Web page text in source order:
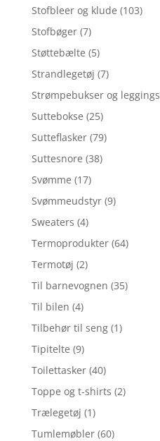
Stofbleer og klude (103)
Stofbøger (7)
Støttebælte (5)
Strandlegetøj (7)
Strømpebukser og leggings
Suttebokse (25)
Sutteflasker (79)
Suttesnore (38)
Svømme (17)
Svømmeudstyr (9)
Sweaters (4)
Termoprodukter (64)
Termotøj (2)
Til barnevognen (35)
Til bilen (4)
Tilbehør til seng (1)
Tipitelte (9)
Toilettasker (40)
Toppe og t-shirts (2)
Trælegetøj (1)
Tumlemøbler (60)